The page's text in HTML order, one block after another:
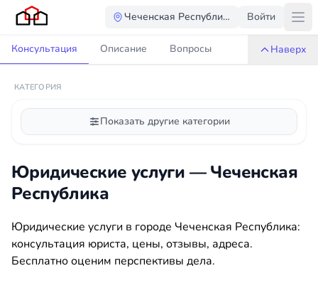
Чеченская Республика Войти
Консультация Описание Вопросы Наверх
КАТЕГОРИЯ
Показать другие категории
Юридические услуги — Чеченская
Республика
Юридические услуги в городе Чеченская Республика:
консультация юриста, цены, отзывы, адреса.
Бесплатно оценим перспективы дела.